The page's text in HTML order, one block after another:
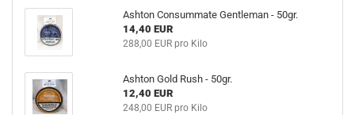
Ashton Consummate Gentleman - 50gr.
14,40 EUR
288,00 EUR pro Kilo
Ashton Gold Rush - 50gr.
12,40 EUR
248,00 EUR pro Kilo